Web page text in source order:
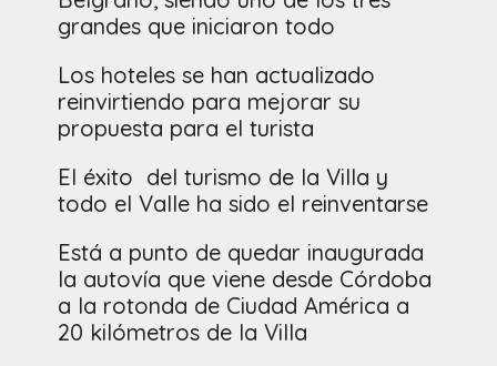
grandes que iniciaron todo
Los hoteles se han actualizado
reinvirtiendo para mejorar su
propuesta para el turista
El éxito del turismo de la Villa y
todo el Valle ha sido el reinventarse
Está a punto de quedar inaugurada
la autovía que viene desde Córdoba
a la rotonda de Ciudad América a
20 kilómetros de la Villa